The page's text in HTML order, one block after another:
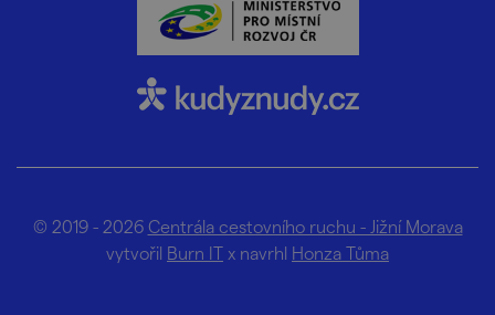
© 2019 - 2026 Centrála cestovního ruchu - Jižní Morava
vytvořil Burn IT x navrhl Honza Tůma